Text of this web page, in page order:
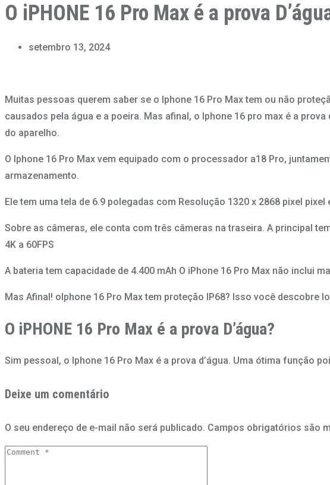
O iPHONE 16 Pro Max é a prova
setembro 13, 2024
Muitas pessoas querem saber se o Iphone 16 Pro Max tem ou não
causados pela água e a poeira. Mas afinal, o Iphone 16 pro max é a
do aparelho.
O Iphone 16 Pro Max vem equipado com o processador a18 Pro,
armazenamento.
Ele tem uma tela de 6.9 polegadas com Resolução 1320 x 2868 pixel
Sobre as câmeras, ele conta com três câmeras na traseira. A principal
4K a 60FPS
A bateria tem capacidade de 4.400 mAh O iPhone 16 Pro Max não inclui
Mas Afinal! oIphone 16 Pro Max tem proteção IP68? Isso você descobre
O iPHONE 16 Pro Max é a prova D’água?
Sim pessoal, o Iphone 16 Pro Max é a prova d’água. Uma ótima função
Deixe um comentário
O seu endereço de e-mail não será publicado. Campos obrigatórios são